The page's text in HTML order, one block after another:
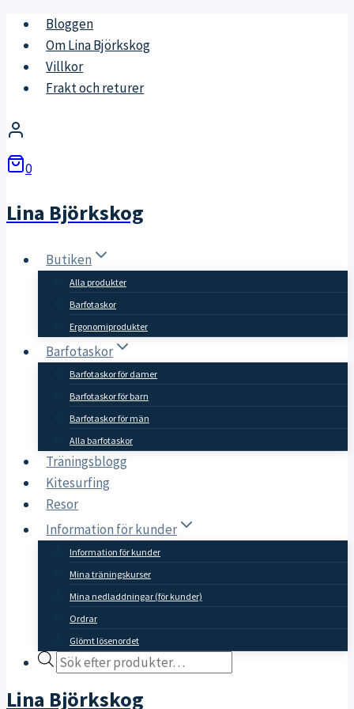
Skip
content
Bloggen
Om Lina Björkskog
Villkor
Frakt och returer
0
Lina Björkskog
Butiken
Alla produkter
Barfotaskor
Ergonomiprodukter
Barfotaskor
Barfotaskor för damer
Barfotaskor för barn
Barfotaskor för män
Alla barfotaskor
Träningsblogg
Kitesurfing
Resor
Information för kunder
Information för kunder
Mina träningskurser
Mina nedladdningar (för kunder)
Ordrar
Glömt lösenordet
Products
Lina Björkskog